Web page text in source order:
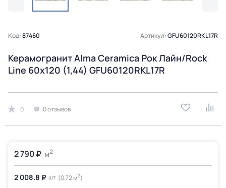
Код:87460 Артикул:GFU60120RKL17R
Керамогранит Alma Ceramica Рок Лайн/Rock
Line 60х120 (1,44) GFU60120RKL17R
0 0 отзывов
2 790 ₽ м2
2 008.8 ₽ шт (0.72 м2)